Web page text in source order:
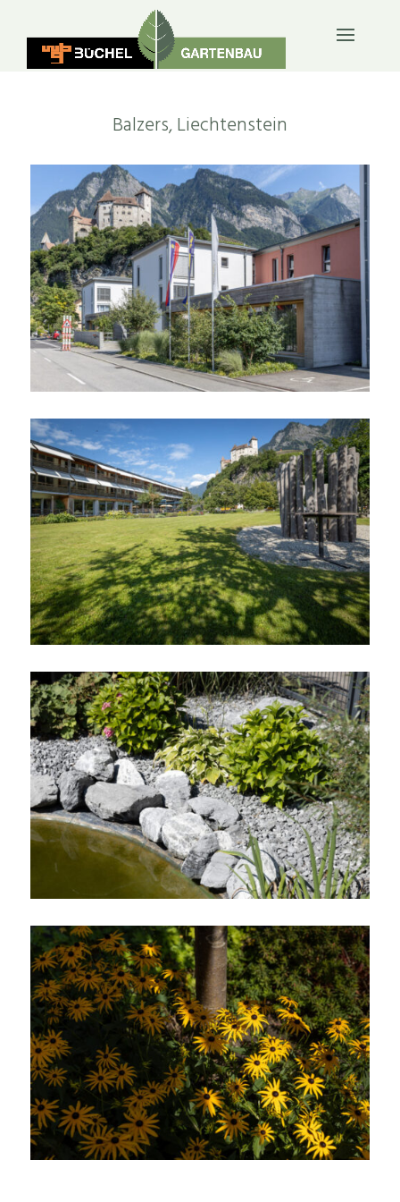
SPIEL- & SPORTPLÄTZE
Balzers, Liechtenstein